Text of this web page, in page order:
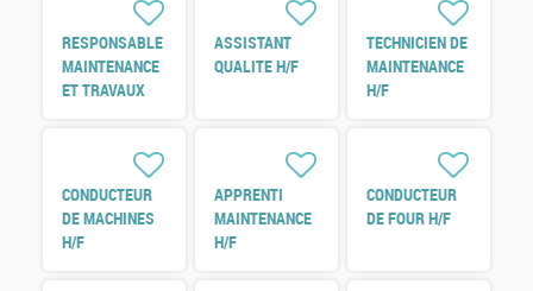
RESPONSABLE
MAINTENANCE
ET TRAVAUX
ASSISTANT
QUALITE H/F
TECHNICIEN DE
MAINTENANCE
H/F
CONDUCTEUR
DE MACHINES
H/F
APPRENTI
MAINTENANCE
H/F
CONDUCTEUR
DE FOUR H/F